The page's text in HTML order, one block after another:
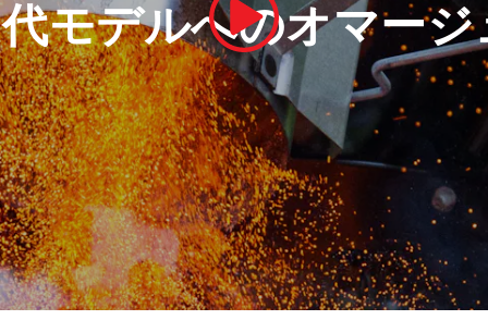
モデルへのオマージ
動画を再生